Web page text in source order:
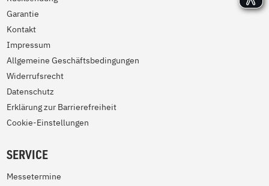
Garantie
Kontakt
Impressum
Allgemeine Geschäftsbedingungen
Widerrufsrecht
Datenschutz
Erklärung zur Barrierefreiheit
Cookie-Einstellungen
SERVICE
Messetermine